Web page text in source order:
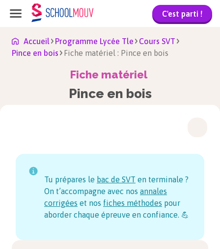
C'est parti !
Accueil Programme Lycée Tle
Cours SVT
Pince en bois
Fiche matériel : Pince en bois
Fiche matériel
Pince en bois
Tu prépares le bac de SVT en terminale ?
On t’accompagne avec nos annales
corrigées et nos fiches méthodes pour
aborder chaque épreuve en confiance. 💪